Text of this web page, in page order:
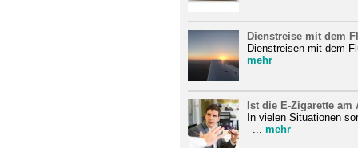
Dienstreise mit dem
Dienstreisen mit dem
mehr
Ist die E-Zigarette
In vielen Situationen
–... mehr